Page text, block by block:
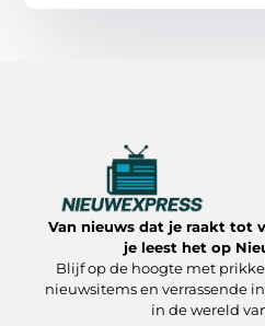
Van nieuws dat je raakt tot
je leest het op
Blijf op de hoogte met
nieuwsitems en verrassende
in de wereld